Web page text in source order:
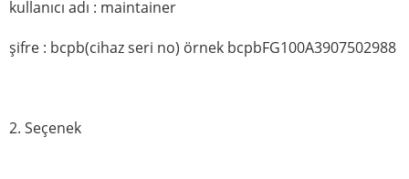
kullanıcı adı : maintainer
şifre : bcpb(cihaz seri no) örnek bcpbFG100A3907502988
2. Seçenek